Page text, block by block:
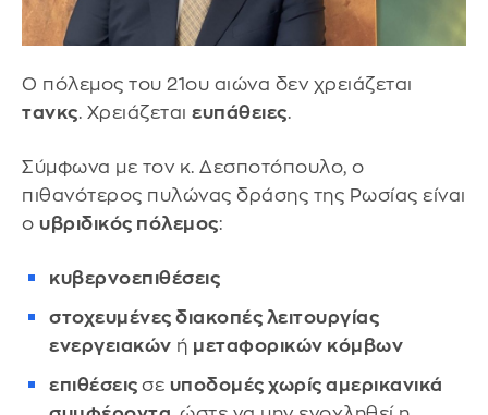
Ο πόλεμος του 21ου αιώνα δεν χρειάζεται
τανκς. Χρειάζεται ευπάθειες.
Σύμφωνα με τον κ. Δεσποτόπουλο, ο
πιθανότερος πυλώνας δράσης της Ρωσίας είναι
ο υβριδικός πόλεμος:
κυβερνοεπιθέσεις
στοχευμένες διακοπές λειτουργίας
ενεργειακών ή μεταφορικών κόμβων
επιθέσεις σε υποδομές χωρίς αμερικανικά